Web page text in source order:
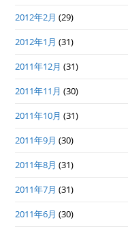
2012年2月 (29)
2012年1月 (31)
2011年12月 (31)
2011年11月 (30)
2011年10月 (31)
2011年9月 (30)
2011年8月 (31)
2011年7月 (31)
2011年6月 (30)